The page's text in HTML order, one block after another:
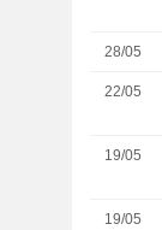
28/05
22/05
19/05
19/05